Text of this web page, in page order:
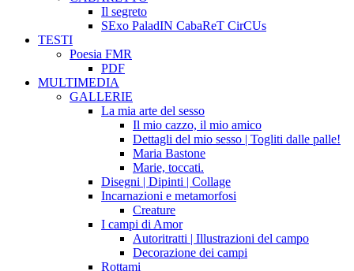
Il segreto
SExo PaladIN CabaReT CirCUs
TESTI
Poesia FMR
PDF
MULTIMEDIA
GALLERIE
La mia arte del sesso
Il mio cazzo, il mio amico
Dettagli del mio sesso | Togliti dalle palle!
Maria Bastone
Marie, toccati.
Disegni | Dipinti | Collage
Incarnazioni e metamorfosi
Creature
I campi di Amor
Autoritratti | Illustrazioni del campo
Decorazione dei campi
Rottami